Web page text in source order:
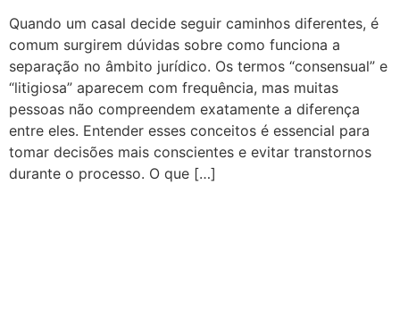
Quando um casal decide seguir caminhos diferentes, é
comum surgirem dúvidas sobre como funciona a
separação no âmbito jurídico. Os termos “consensual” e
“litigiosa” aparecem com frequência, mas muitas
pessoas não compreendem exatamente a diferença
entre eles. Entender esses conceitos é essencial para
tomar decisões mais conscientes e evitar transtornos
durante o processo. O que […]